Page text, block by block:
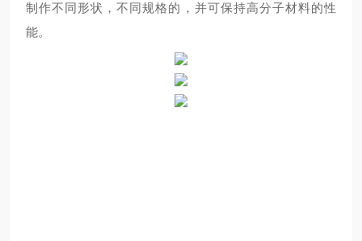
制作不同形状，不同规格的，并可保持高分子材料的性
能。